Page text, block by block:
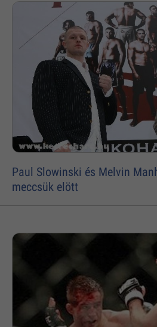
Paul Slowinski és Melvin
meccsük elött